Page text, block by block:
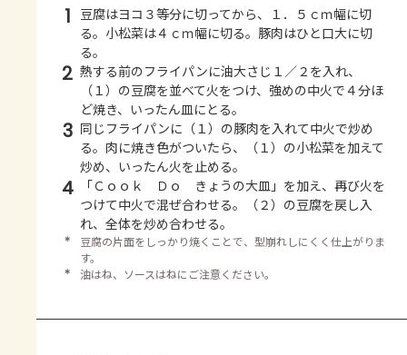
1 豆腐はヨコ３等分に切ってから、１．５ｃｍ幅に切
る。小松菜は４ｃｍ幅に切る。豚肉はひと口大に切
る。
2 熱する前のフライパンに油大さじ１／２を入れ、
（１）の豆腐を並べて火をつけ、強めの中火で４分ほ
ど焼き、いったん皿にとる。
3 同じフライパンに（１）の豚肉を入れて中火で炒め
る。肉に焼き色がついたら、（１）の小松菜を加えて
炒め、いったん火を止める。
4
「Ｃｏｏｋ Ｄｏ きょうの大皿」を加え、再び火を
つけて中火で混ぜ合わせる。（２）の豆腐を戻し入
れ、全体を炒め合わせる。
＊
豆腐の片面をしっかり焼くことで、型崩れしにくく仕上がりま
す。
＊
油はね、ソースはねにご注意ください。